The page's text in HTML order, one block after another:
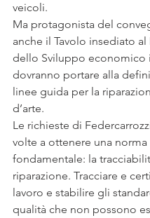
veicoli.
Ma protagonista del
anche il Tavolo insediato
dello Sviluppo economico
dovranno portare alla
linee guida per la
d’arte.
Le richieste di
volte a ottenere una norma
fondamentale: la
riparazione. Tracciare e
lavoro e stabilire gli
qualità che non possono